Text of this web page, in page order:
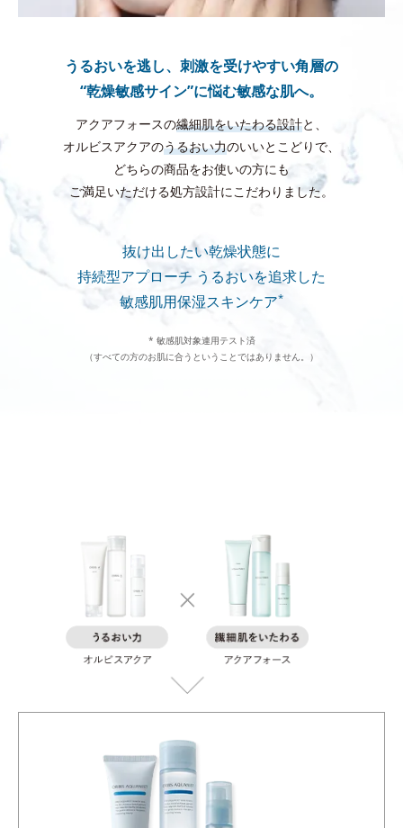
うるおいを逃し、刺激を受けやすい角層の
“乾燥敏感サイン”に悩む敏感な肌へ。
アクアフォースの繊細肌をいたわる設計と、
オルビスアクアのうるおい力のいいとこどりで、
どちらの商品をお使いの方にも
ご満足いただける処方設計にこだわりました。
抜け出したい乾燥状態に
持続型アプローチ うるおいを追求した
敏感肌用保湿スキンケア*
* 敏感肌対象連用テスト済
（すべての方のお肌に合うということではありません。）